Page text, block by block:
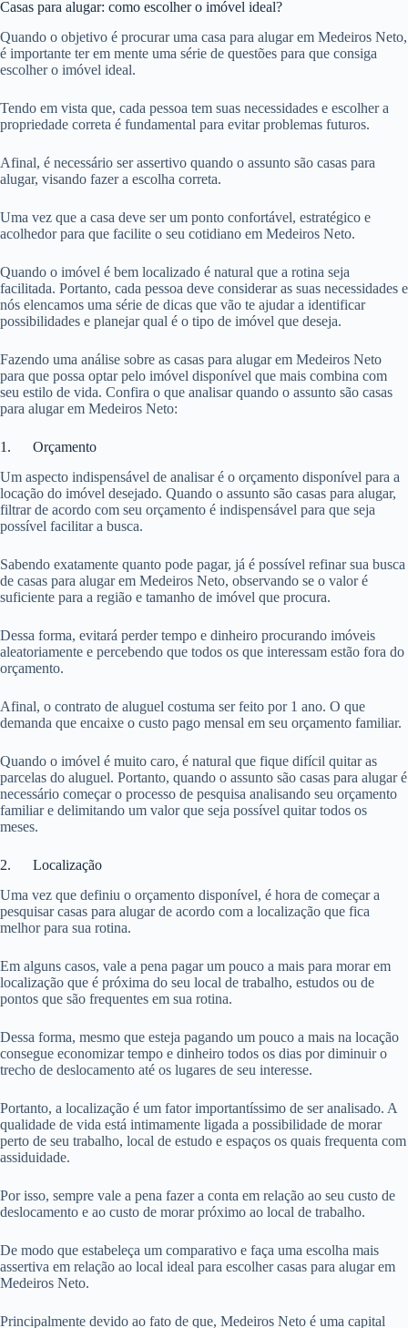
Casas para alugar: como escolher o imóvel ideal?
Quando o objetivo é procurar uma casa para alugar em Medeiros Neto,
é importante ter em mente uma série de questões para que consiga
escolher o imóvel ideal.
Tendo em vista que, cada pessoa tem suas necessidades e escolher a
propriedade correta é fundamental para evitar problemas futuros.
Afinal, é necessário ser assertivo quando o assunto são casas para
alugar, visando fazer a escolha correta.
Uma vez que a casa deve ser um ponto confortável, estratégico e
acolhedor para que facilite o seu cotidiano em Medeiros Neto.
Quando o imóvel é bem localizado é natural que a rotina seja
facilitada. Portanto, cada pessoa deve considerar as suas necessidades e
nós elencamos uma série de dicas que vão te ajudar a identificar
possibilidades e planejar qual é o tipo de imóvel que deseja.
Fazendo uma análise sobre as casas para alugar em Medeiros Neto
para que possa optar pelo imóvel disponível que mais combina com
seu estilo de vida. Confira o que analisar quando o assunto são casas
para alugar em Medeiros Neto:
1. Orçamento
Um aspecto indispensável de analisar é o orçamento disponível para a
locação do imóvel desejado. Quando o assunto são casas para alugar,
filtrar de acordo com seu orçamento é indispensável para que seja
possível facilitar a busca.
Sabendo exatamente quanto pode pagar, já é possível refinar sua busca
de casas para alugar em Medeiros Neto, observando se o valor é
suficiente para a região e tamanho de imóvel que procura.
Dessa forma, evitará perder tempo e dinheiro procurando imóveis
aleatoriamente e percebendo que todos os que interessam estão fora do
orçamento.
Afinal, o contrato de aluguel costuma ser feito por 1 ano. O que
demanda que encaixe o custo pago mensal em seu orçamento familiar.
Quando o imóvel é muito caro, é natural que fique difícil quitar as
parcelas do aluguel. Portanto, quando o assunto são casas para alugar é
necessário começar o processo de pesquisa analisando seu orçamento
familiar e delimitando um valor que seja possível quitar todos os
meses.
2. Localização
Uma vez que definiu o orçamento disponível, é hora de começar a
pesquisar casas para alugar de acordo com a localização que fica
melhor para sua rotina.
Em alguns casos, vale a pena pagar um pouco a mais para morar em
localização que é próxima do seu local de trabalho, estudos ou de
pontos que são frequentes em sua rotina.
Dessa forma, mesmo que esteja pagando um pouco a mais na locação
consegue economizar tempo e dinheiro todos os dias por diminuir o
trecho de deslocamento até os lugares de seu interesse.
Portanto, a localização é um fator importantíssimo de ser analisado. A
qualidade de vida está intimamente ligada a possibilidade de morar
perto de seu trabalho, local de estudo e espaços os quais frequenta com
assiduidade.
Por isso, sempre vale a pena fazer a conta em relação ao seu custo de
deslocamento e ao custo de morar próximo ao local de trabalho.
De modo que estabeleça um comparativo e faça uma escolha mais
assertiva em relação ao local ideal para escolher casas para alugar em
Medeiros Neto.
Principalmente devido ao fato de que, Medeiros Neto é uma capital